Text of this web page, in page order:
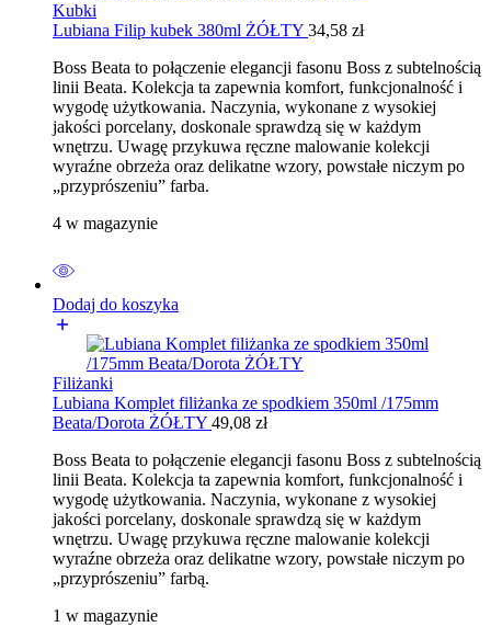
Kubki
Lubiana Filip kubek 380ml ŻÓŁTY 34,58 zł
Boss Beata to połączenie elegancji fasonu Boss z subtelnością
linii Beata. Kolekcja ta zapewnia komfort, funkcjonalność i
wygodę użytkowania. Naczynia, wykonane z wysokiej
jakości porcelany, doskonale sprawdzą się w każdym
wnętrzu. Uwagę przykuwa ręczne malowanie kolekcji
wyraźne obrzeża oraz delikatne wzory, powstałe niczym po
„przyprószeniu” farba.
4 w magazynie
Dodaj do koszyka
Filiżanki
Lubiana Komplet filiżanka ze spodkiem 350ml /175mm
Beata/Dorota ŻÓŁTY 49,08 zł
Boss Beata to połączenie elegancji fasonu Boss z subtelnością
linii Beata. Kolekcja ta zapewnia komfort, funkcjonalność i
wygodę użytkowania. Naczynia, wykonane z wysokiej
jakości porcelany, doskonale sprawdzą się w każdym
wnętrzu. Uwagę przykuwa ręczne malowanie kolekcji
wyraźne obrzeża oraz delikatne wzory, powstałe niczym po
„przyprószeniu” farbą.
1 w magazynie